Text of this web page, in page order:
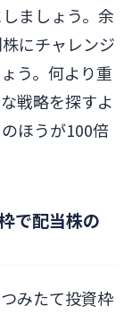
ましょう。余
にチャレンジ
う。何より重
戦略を探すよ
ほうが100倍
で配当株の
みたて投資枠